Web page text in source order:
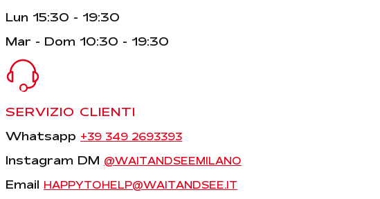
Lun 15:30 - 19:30
Mar - Dom 10:30 - 19:30
SERVIZIO CLIENTI
Whatsapp +39 349 2693393
Instagram DM @WAITANDSEEMILANO
Email HAPPYTOHELP@WAITANDSEE.IT